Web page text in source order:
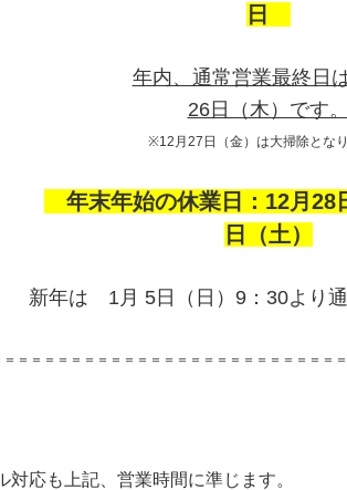
日
年内、通常営業最終日
26日（木）です。
※12月27日（金）は大掃除となり
年末年始の休業日：12月28
日（土）
新年は 1月 5日（日）9：30より通
＝＝＝＝＝＝＝＝＝＝＝＝＝＝＝＝＝＝＝＝＝＝＝＝＝
対応も上記、営業時間に準じます。